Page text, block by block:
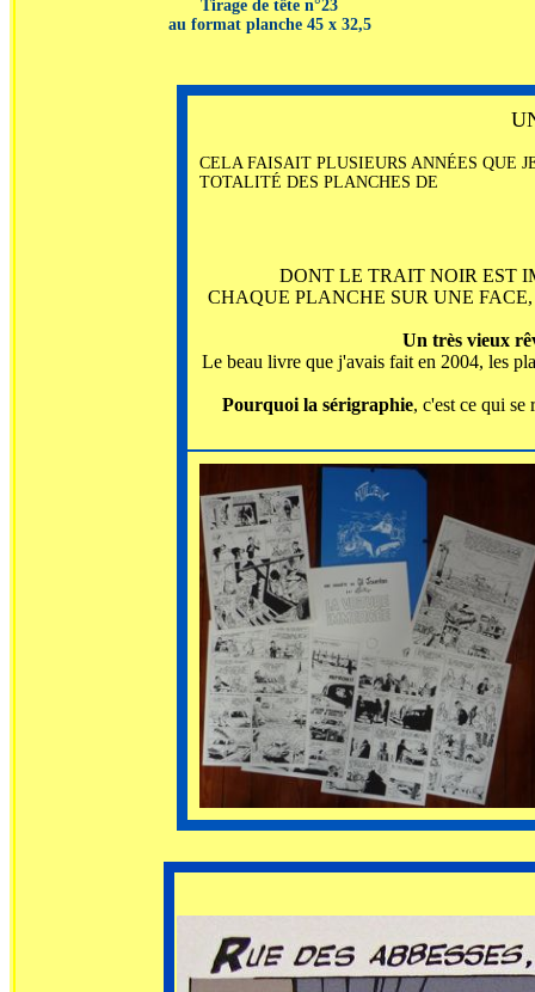
Tirage de tête n°23
au format planche 45 x 32,5
CELA FAISAIT PLUSIEURS ANNÉES QUE
TOTALITÉ DES PLANCHES DE
DONT LE TRAIT NOIR EST
CHAQUE PLANCHE SUR UNE
Un très vieux
Le beau livre que j'avais fait en 2004, les
Pourquoi la sérigraphie, c'est ce qui se